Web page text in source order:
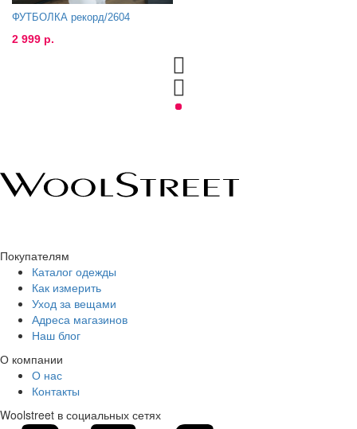
ФУТБОЛКА рекорд/2604
2 999 р.
Покупателям
Каталог одежды
Как измерить
Уход за вещами
Адреса магазинов
Наш блог
О компании
О нас
Контакты
Woolstreet в социальных сетях